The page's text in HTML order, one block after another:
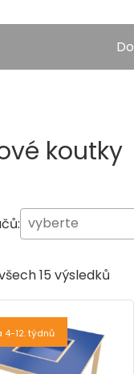
koutky
15 výsledků
4-12. týdnů